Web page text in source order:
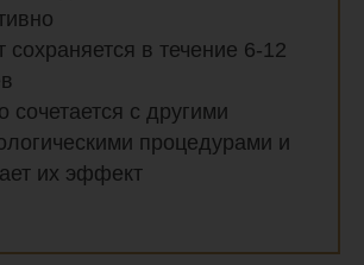
в течение 6-12
сочетается с другими
процедурами и
их эффект